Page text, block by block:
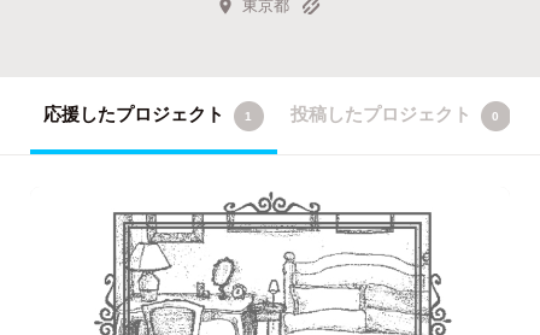
応援したプロジェクト 1 投稿したプロジェクト 0